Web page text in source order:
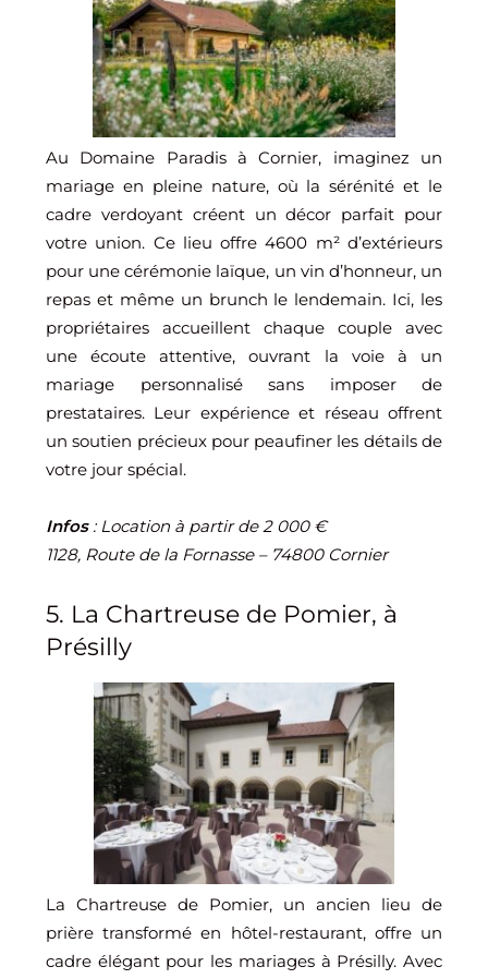
Au Domaine Paradis à Cornier, imaginez un
mariage en pleine nature, où la sérénité et le
cadre verdoyant créent un décor parfait pour
votre union. Ce lieu offre 4600 m² d’extérieurs
pour une cérémonie laïque, un vin d’honneur, un
repas et même un brunch le lendemain. Ici, les
propriétaires accueillent chaque couple avec
une écoute attentive, ouvrant la voie à un
mariage personnalisé sans imposer de
prestataires. Leur expérience et réseau offrent
un soutien précieux pour peaufiner les détails de
votre jour spécial.
Infos: Location à partir de 2 000 €
1128, Route de la Fornasse – 74800 Cornier
5. La Chartreuse de Pomier, à
Présilly
La Chartreuse de Pomier, un ancien lieu de
prière transformé en hôtel-restaurant, offre un
cadre élégant pour les mariages à Présilly. Avec